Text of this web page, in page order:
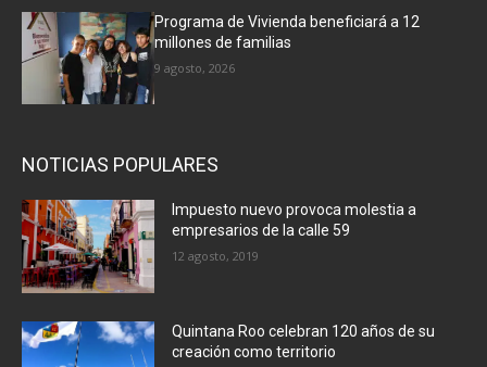
Programa de Vivienda beneficiará a 12
millones de familias
9 agosto, 2026
NOTICIAS POPULARES
Impuesto nuevo provoca molestia a
empresarios de la calle 59
12 agosto, 2019
Quintana Roo celebran 120 años de su
creación como territorio